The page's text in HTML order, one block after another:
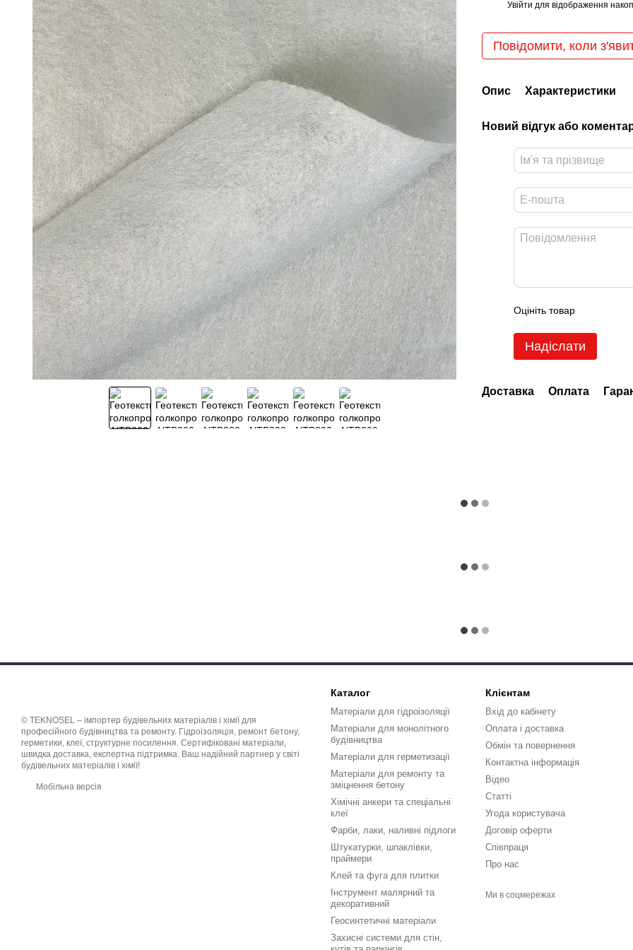
Увійти для відображення
Повідомити, коли
Опис Характеристики
Новий відгук або
Оцініть товар
Надіслати
Доставка Оплата
© TEKNOSEL – імпортер будівельних матеріалів і хімії для
професійного будівництва та ремонту. Гідроізоляція, ремонт бетону,
герметики, клеї, структурне посилення. Сертифіковані матеріали,
швидка доставка, експертна підтримка. Ваш надійний партнер у світі
будівельних матеріалів і хімії!
Мобільна версія
Каталог
Матеріали для гідроізоляції
Матеріали для монолітного
будівництва
Матеріали для герметизації
Матеріали для ремонту та
зміцнення бетону
Хімічні анкери та спеціальні
клеї
Фарби, лаки, наливні підлоги
Штукатурки, шпаклівки,
праймери
Клей та фуга для плитки
Інструмент малярний та
декоративний
Геосинтетичні матеріали
Захисні системи для стін,
Клієнтам
Вхід до кабінету
Оплата і доставка
Обмін та повернення
Контактна інформація
Відео
Статті
Угода користувача
Договір оферти
Співпраця
Про нас
Ми в соцмережах